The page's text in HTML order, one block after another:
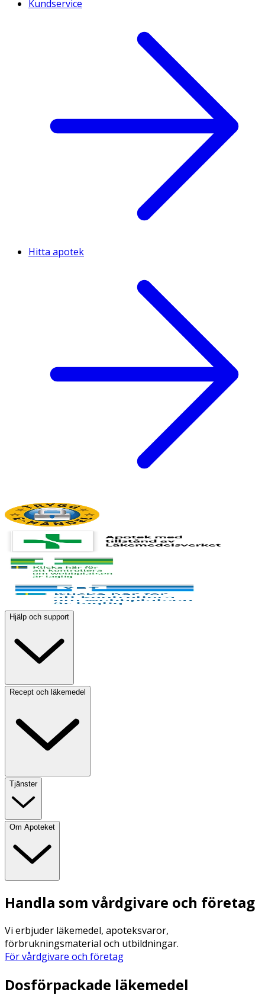
Kundservice
Hitta apotek
Hjälp och support
Recept och läkemedel
Tjänster
Om Apoteket
Handla som vårdgivare och företag
Vi erbjuder läkemedel, apoteksvaror,
förbrukningsmaterial och utbildningar.
För vårdgivare och företag
Dosförpackade läkemedel